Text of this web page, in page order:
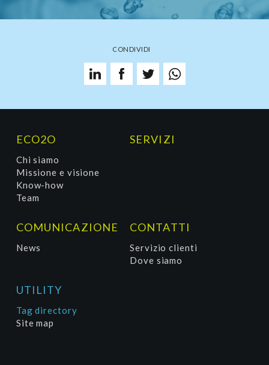
CONDIVIDI
ECO2O
Chi siamo
Missione e visione
Know-how
Team
SERVIZI
COMUNICAZIONE
News
CONTATTI
Servizio clienti
Dove siamo
UTILITY
Tag directory
Site map